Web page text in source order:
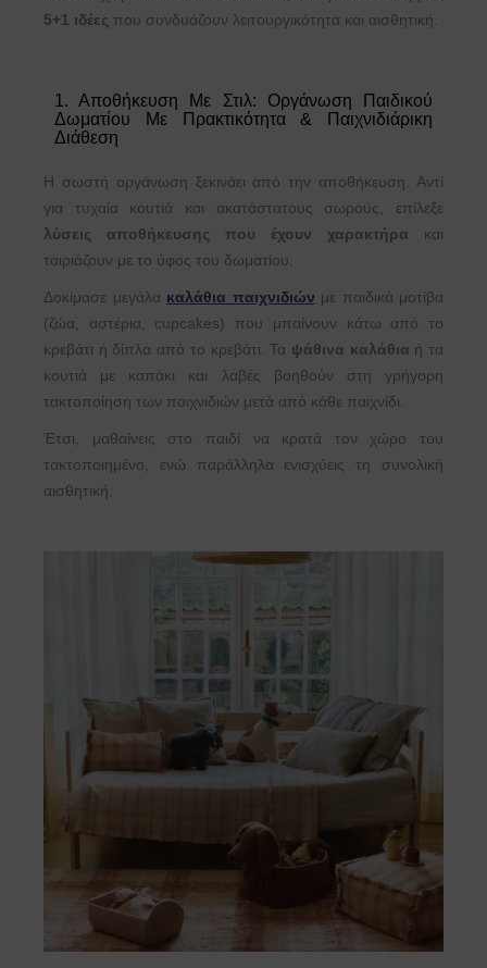
5+1 ιδέες που συνδυάζουν λειτουργικότητα και αισθητική.
1. Αποθήκευση Με Στιλ: Οργάνωση Παιδικού
Δωματίου Με Πρακτικότητα & Παιχνιδιάρικη
Διάθεση
Η σωστή οργάνωση ξεκινάει από την αποθήκευση. Αντί
για τυχαία κουτιά και ακατάστατους σωρούς, επίλεξε
λύσεις αποθήκευσης που έχουν χαρακτήρα και
ταιριάζουν με το ύφος του δωματίου.
Δοκίμασε μεγάλα καλάθια παιχνιδιών με παιδικά μοτίβα
(ζώα, αστέρια, cupcakes) που μπαίνουν κάτω από το
κρεβάτι ή δίπλα από το κρεβάτι. Τα ψάθινα καλάθια ή τα
κουτιά με καπάκι και λαβές βοηθούν στη γρήγορη
τακτοποίηση των παιχνιδιών μετά από κάθε παιχνίδι.
Έτσι, μαθαίνεις στο παιδί να κρατά τον χώρο του
τακτοποιημένο, ενώ παράλληλα ενισχύεις τη συνολική
αισθητική.